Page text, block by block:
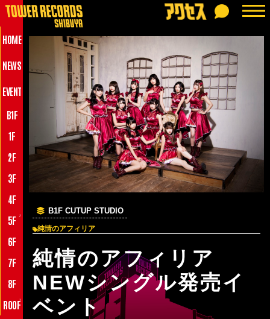
HOME
NEWS
EVENT
B1F
1F
2F
3F
4F
5F
♪
6F
7F
8F
ROOF♪
B1F CUTUP STUDIO
純情のアフィリア
純情のアフィリア
NEWシングル発売イ
ベント